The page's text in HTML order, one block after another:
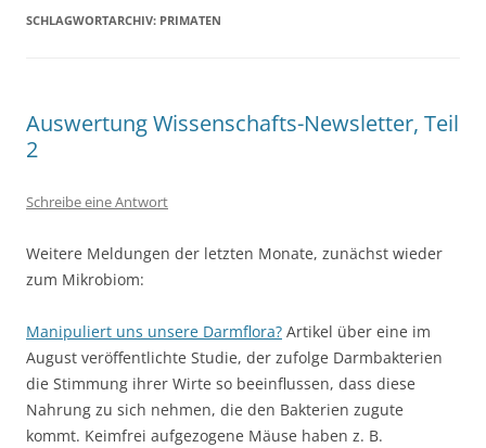
SCHLAGWORTARCHIV: PRIMATEN
Auswertung Wissenschafts-Newsletter, Teil
2
Schreibe eine Antwort
Weitere Meldungen der letzten Monate, zunächst wieder
zum Mikrobiom:
Manipuliert uns unsere Darmflora? Artikel über eine im
August veröffentlichte Studie, der zufolge Darmbakterien
die Stimmung ihrer Wirte so beeinflussen, dass diese
Nahrung zu sich nehmen, die den Bakterien zugute
kommt. Keimfrei aufgezogene Mäuse haben z. B.